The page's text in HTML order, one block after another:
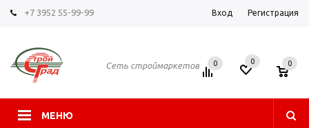
+7 3952 55-99-99 Вход Регистрация
Сеть строймаркетов
МЕНЮ
0 0 0